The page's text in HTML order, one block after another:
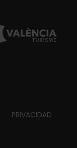
PRIVACIDAD